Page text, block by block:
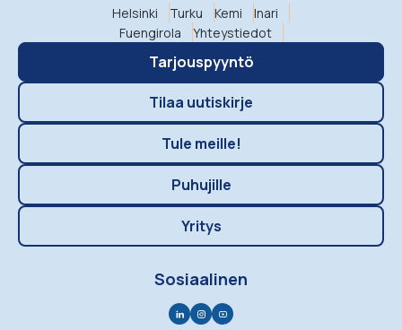
Helsinki Turku Kemi
Inari
Fuengirola
Yhteystiedot
Tarjouspyyntö
Tilaa uutiskirje
Tule meille!
Puhujille
Yritys
Sosiaalinen